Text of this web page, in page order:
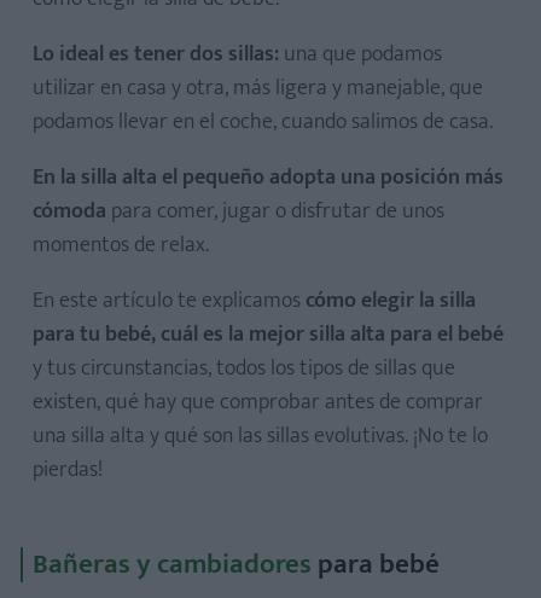
Lo ideal es tener dos sillas: una que podamos
utilizar en casa y otra, más ligera y manejable, que
podamos llevar en el coche, cuando salimos de casa.
En la silla alta el pequeño adopta una posición más
cómoda para comer, jugar o disfrutar de unos
momentos de relax.
En este artículo te explicamos cómo elegir la silla
para tu bebé, cuál es la mejor silla alta para el bebé
y tus circunstancias, todos los tipos de sillas que
existen, qué hay que comprobar antes de comprar
una silla alta y qué son las sillas evolutivas. ¡No te lo
pierdas!
Bañeras y cambiadorespara bebé